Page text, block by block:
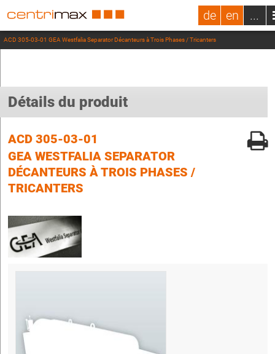
de en ...
ACD 305-03-01 GEA Westfalia Separator Décanteurs à Trois Phases / Tricanters
Détails du produit
ACD 305-03-01
GEA WESTFALIA SEPARATOR
DÉCANTEURS À TROIS PHASES /
TRICANTERS